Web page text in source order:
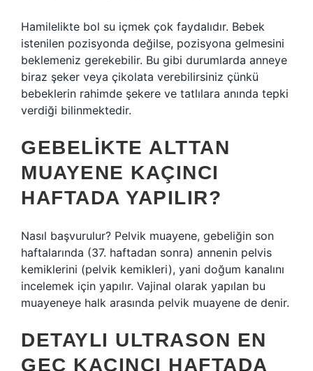
Hamilelikte bol su içmek çok faydalıdır. Bebek
istenilen pozisyonda değilse, pozisyona gelmesini
beklemeniz gerekebilir. Bu gibi durumlarda anneye
biraz şeker veya çikolata verebilirsiniz çünkü
bebeklerin rahimde şekere ve tatlılara anında tepki
verdiği bilinmektedir.
GEBELIKTE ALTTAN
MUAYENE KAÇINCI
HAFTADA YAPILIR?
Nasıl başvurulur? Pelvik muayene, gebeliğin son
haftalarında (37. haftadan sonra) annenin pelvis
kemiklerini (pelvik kemikleri), yani doğum kanalını
incelemek için yapılır. Vajinal olarak yapılan bu
muayeneye halk arasında pelvik muayene de denir.
DETAYLI ULTRASON EN
GEÇ KAÇINCI HAFTADA